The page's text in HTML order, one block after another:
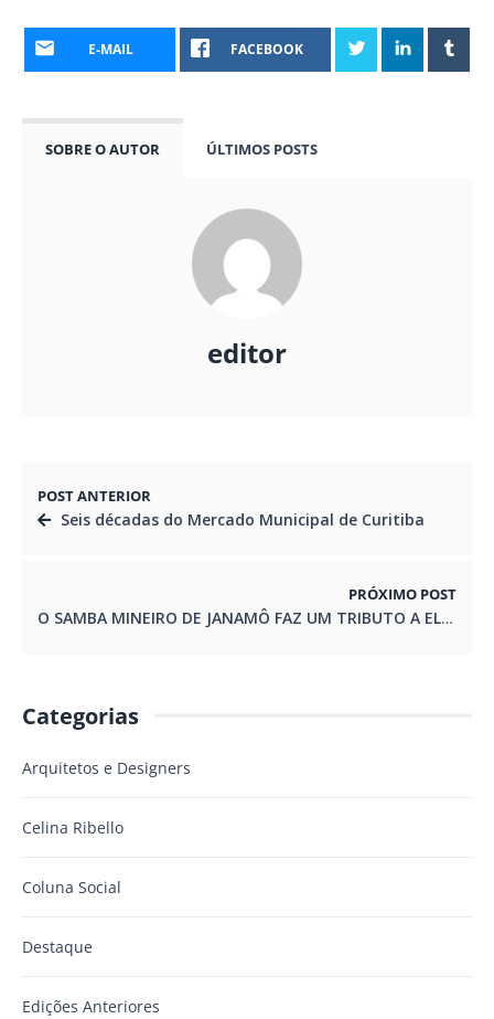
E-MAIL FACEBOOK
SOBRE O AUTOR ÚLTIMOS POSTS
editor
POST ANTERIOR
Seis décadas do Mercado Municipal de Curitiba
PRÓXIMO POST
O SAMBA MINEIRO DE JANAMÔ FAZ UM TRIBUTO A ELZA SOARES
Categorias
Arquitetos e Designers
Celina Ribello
Coluna Social
Destaque
Edições Anteriores